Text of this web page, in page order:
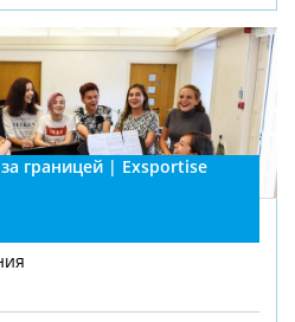
границей | Exsportise